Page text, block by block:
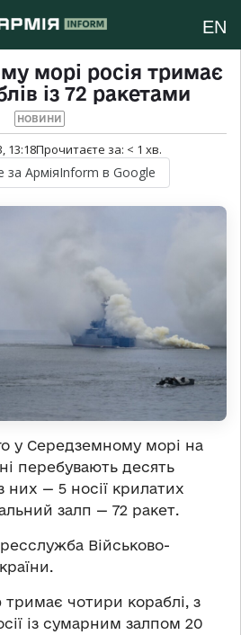
EN
морі росія тримає
із 72 ракетами
НОВИНИ
13:18Прочитаєте за: < 1 хв.
за АрміяInform в Google
у Середземному морі на
перебувають десять
них — 5 носії крилатих
залп — 72 ракет.
Військово-
чотири кораблі, з
із сумарним залпом 20